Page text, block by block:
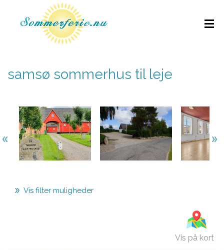
samsø sommerhus til leje
Vis filter muligheder
Vis på kort